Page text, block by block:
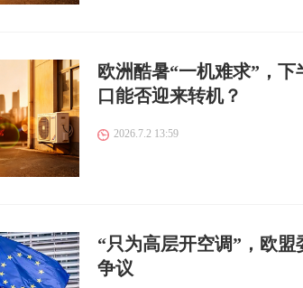
欧洲酷暑“一机难求”，下
口能否迎来转机？
2026.7.2 13:59
“只为高层开空调”，欧
争议